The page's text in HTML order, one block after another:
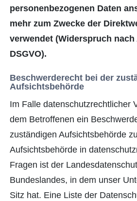
personenbezogenen Daten
mehr zum Zwecke der
verwendet (Widerspruch nach
DSGVO).
Beschwerderecht bei der
Aufsichtsbehörde
Im Falle datenschutzrechtlicher
dem Betroffenen ein
zuständigen Aufsichtsbehörde
Aufsichtsbehörde in
Fragen ist der
Bundeslandes, in dem unser
Sitz hat. Eine Liste der